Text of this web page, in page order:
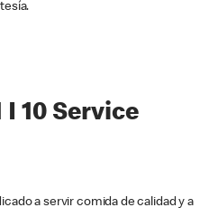
I 10 Service
a servir comida de calidad y a